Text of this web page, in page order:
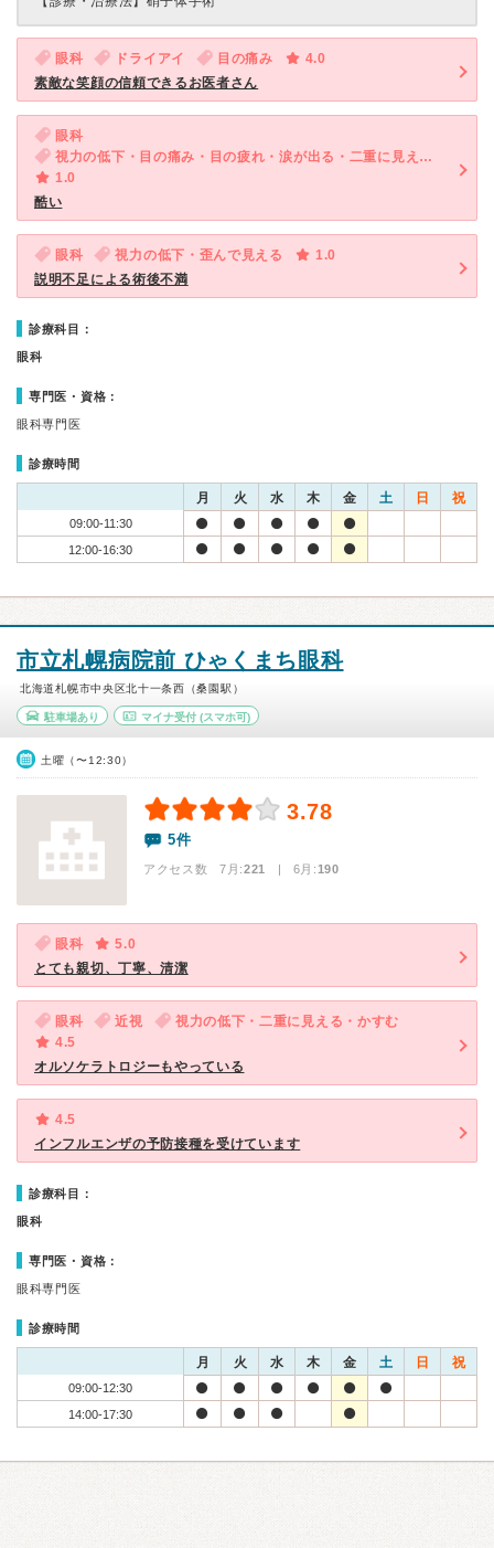
眼科 ドライアイ 目の痛み
4.0
素敵な笑顔の信頼できるお医者さん
眼科
視力の低下・目の痛み・目の疲れ・涙が出る・二重に見える・かすむ・歪んで見える・めやに
1.0
酷い
眼科 視力の低下・歪んで見える
1.0
説明不足による術後不満
診療科目：
眼科
専門医・資格：
眼科専門医
診療時間
月 火 水 木 金 土 日 祝
09:00-11:30
12:00-16:30
市立札幌病院前 ひゃくまち眼科
北海道札幌市中央区北十一条西（桑園駅）
駐車場あり マイナ受付(スマホ可)
土曜（〜12:30）
3.78
5件
アクセス数 7月:221 | 6月:190
眼科
5.0
とても親切、丁寧、清潔
眼科 近視
視力の低下・二重に見える・かすむ
4.5
オルソケラトロジーもやっている
4.5
インフルエンザの予防接種を受けています
診療科目：
眼科
専門医・資格：
眼科専門医
診療時間
月 火 水 木 金 土 日 祝
09:00-12:30
14:00-17:30